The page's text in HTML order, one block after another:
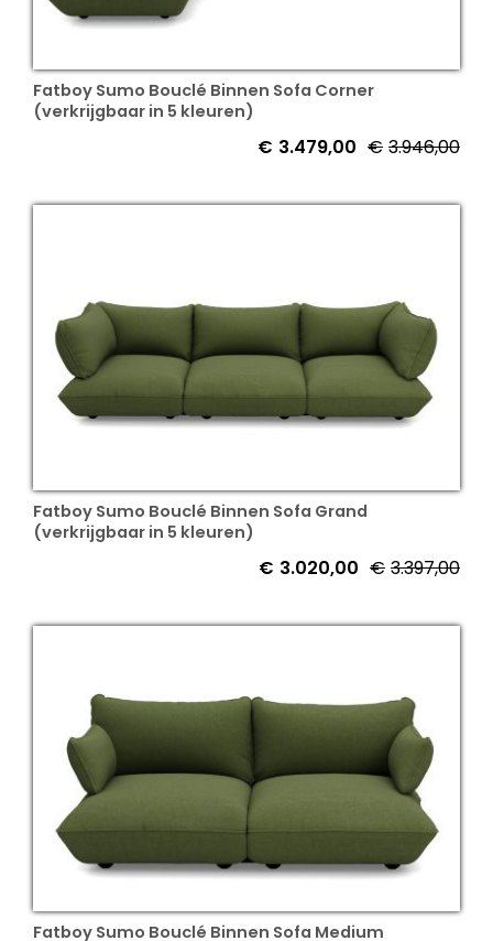
Fatboy Sumo Bouclé Binnen Sofa Corner
(verkrijgbaar in 5 kleuren)
€ 3.946,00
€ 3.479,00
Fatboy Sumo Bouclé Binnen Sofa Grand
(verkrijgbaar in 5 kleuren)
€ 3.397,00
€ 3.020,00
Fatboy Sumo Bouclé Binnen Sofa Medium